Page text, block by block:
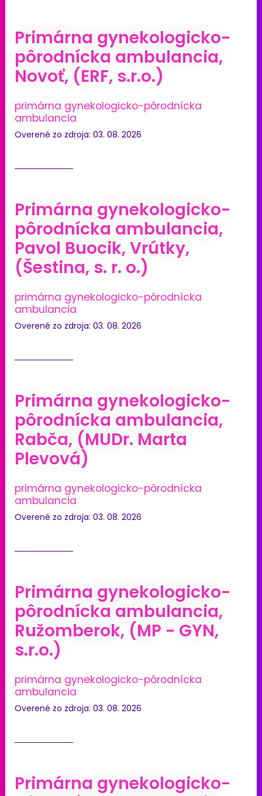
Primárna gynekologicko-
pôrodnícka ambulancia,
Novoť, (ERF, s.r.o.)
primárna gynekologicko-pôrodnícka
ambulancia
Overené zo zdroja: 03. 08. 2026
Primárna gynekologicko-
pôrodnícka ambulancia,
Pavol Buocik, Vrútky,
(Šestina, s. r. o.)
primárna gynekologicko-pôrodnícka
ambulancia
Overené zo zdroja: 03. 08. 2026
Primárna gynekologicko-
pôrodnícka ambulancia,
Rabča, (MUDr. Marta
Plevová)
primárna gynekologicko-pôrodnícka
ambulancia
Overené zo zdroja: 03. 08. 2026
Primárna gynekologicko-
pôrodnícka ambulancia,
Ružomberok, (MP - GYN,
s.r.o.)
primárna gynekologicko-pôrodnícka
ambulancia
Overené zo zdroja: 03. 08. 2026
Primárna gynekologicko-